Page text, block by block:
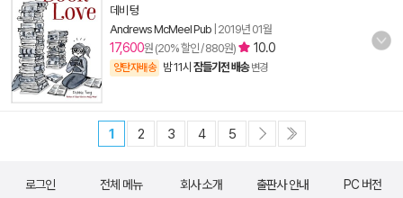
데비 텅
Andrews McMeel Pub 2019년 01월
17,600원 (20% 할인 / 880원) 10.0
양탄자배송 밤 11시 잠들기전 배송 변경
1 2 3 4 5
로그인 전체 메뉴 회사 소개 출판사 안내 PC 버전